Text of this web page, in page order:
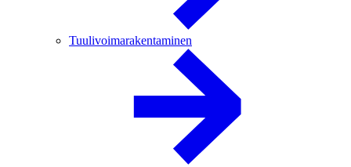
Tuulivoimarakentaminen